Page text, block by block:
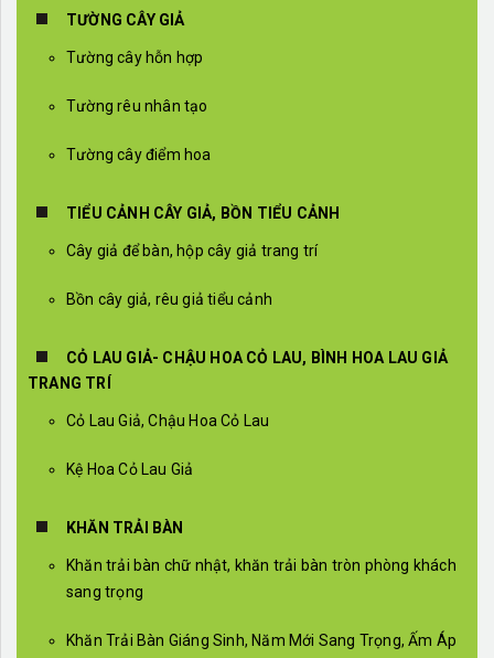
TƯỜNG CÂY GIẢ
Tường cây hỗn hợp
Tường rêu nhân tạo
Tường cây điểm hoa
TIỂU CẢNH CÂY GIẢ, BỒN TIỂU CẢNH
Cây giả để bàn, hộp cây giả trang trí
Bồn cây giả, rêu giả tiểu cảnh
CỎ LAU GIẢ- CHẬU HOA CỎ LAU, BÌNH HOA LAU GIẢ
TRANG TRÍ
Cỏ Lau Giả, Chậu Hoa Cỏ Lau
Kệ Hoa Cỏ Lau Giả
KHĂN TRẢI BÀN
Khăn trải bàn chữ nhật, khăn trải bàn tròn phòng khách
sang trọng
Khăn Trải Bàn Giáng Sinh, Năm Mới Sang Trọng, Ấm Áp